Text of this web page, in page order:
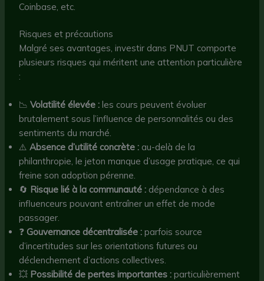
Coinbase, etc.
Risques et précautions
Malgré ses avantages, investir dans PNUT comporte
plusieurs risques qui méritent une attention particulière
:
📉Volatilité élevée : les cours peuvent évoluer
brutalement sous l’influence de personnalités ou des
sentiments du marché.
⚠️Absence d’utilité concrète : au-delà de la
philanthropie, le jeton manque d’usage pratique, ce qui
freine son adoption pérenne.
🔄 Risque lié à la communauté : dépendance à des
influenceurs pouvant entraîner un effet de mode
passager.
❓ Gouvernance décentralisée : parfois source
d’incertitudes sur les orientations futures ou
déclenchement d’actions collectives.
💥 Possibilité de pertes importantes : particulièrement